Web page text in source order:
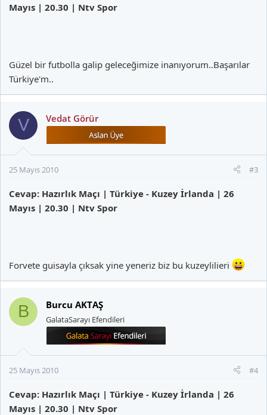
Mayıs | 20.30 | Ntv Spor
Güzel bir futbolla galip geleceğimize inanıyorum..Başarılar
Türkiye'm..
V Vedat Görür
25 Mayıs 2010 #3
Cevap: Hazırlık Maçı | Türkiye - Kuzey İrlanda | 26
Mayıs | 20.30 | Ntv Spor
Forvete guisayla çıksak yine yeneriz biz bu kuzeylilieri
B Burcu AKTAŞ
GalataSarayı Efendileri
25 Mayıs 2010 #4
Cevap: Hazırlık Maçı | Türkiye - Kuzey İrlanda | 26
Mayıs | 20.30 | Ntv Spor